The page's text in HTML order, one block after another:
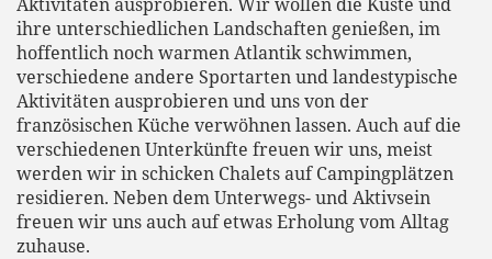
ihre unterschiedlichen Landschaften genießen, im
hoffentlich noch warmen Atlantik schwimmen,
verschiedene andere Sportarten und landestypische
Aktivitäten ausprobieren und uns von der
französischen Küche verwöhnen lassen. Auch auf die
verschiedenen Unterkünfte freuen wir uns, meist
werden wir in schicken Chalets auf Campingplätzen
residieren. Neben dem Unterwegs- und Aktivsein
freuen wir uns auch auf etwas Erholung vom Alltag
zuhause.